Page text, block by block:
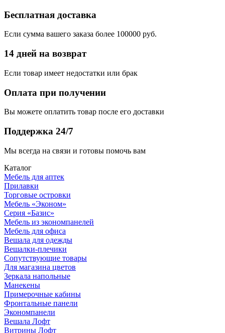
Бесплатная доставка
Если сумма вашего заказа более 100000 руб.
14 дней на возврат
Если товар имеет недостатки или брак
Оплата при получении
Вы можете оплатить товар после его доставки
Поддержка 24/7
Мы всегда на связи и готовы помочь вам
Каталог
Мебель для аптек
Прилавки
Торговые островки
Мебель «Эконом»
Серия «Базис»
Мебель из экономпанелей
Мебель для офиса
Вешала для одежды
Вешалки-плечики
Сопутствующие товары
Для магазина цветов
Зеркала напольные
Манекены
Примерочные кабины
Фронтальные панели
Экономпанели
Вешала Лофт
Витрины Лофт